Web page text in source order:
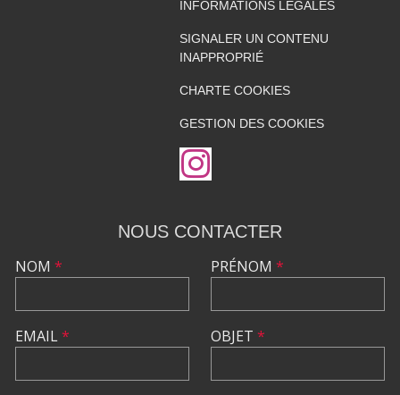
INFORMATIONS LÉGALES
SIGNALER UN CONTENU
INAPPROPRIÉ
CHARTE COOKIES
GESTION DES COOKIES
NOUS CONTACTER
NOM *
EMAIL*
PRÉNOM *
OBJET *